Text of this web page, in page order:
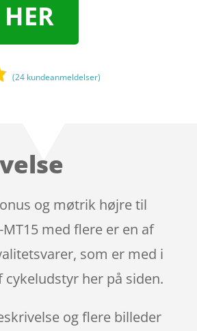
(24 kundeanmeldelser)
og møtrik højre til
med flere er en af
som er med i
cykeludstyr her på siden.
og flere billeder